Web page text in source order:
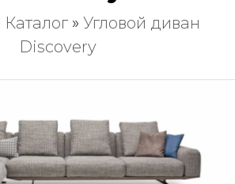
Каталог » Угловой диван
Discovery